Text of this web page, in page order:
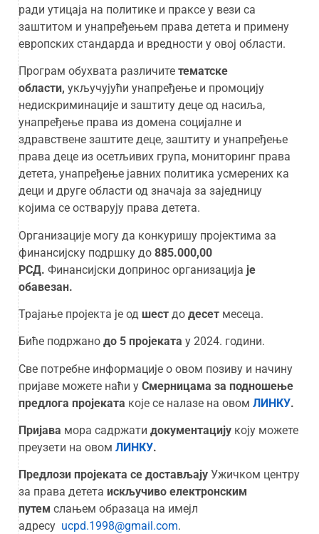
ради утицаја на политике и праксе у вези са
заштитом и унапређењем права детета и примену
европских стандарда и вредности у овој области.
Програм обухвата различите тематске
области, укључујући унапређење и промоцију
недискриминације и заштиту деце од насиља,
унапређење права из домена социјалне и
здравствене заштите деце, заштиту и унапређење
права деце из осетљивих група, мониторинг права
детета, унапређење јавних политика усмерених ка
деци и друге области од значаја за заједницу
којима се остварују права детета.
Организације могу да конкуришу пројектима за
финансијску подршку до 885.000,00
РСД. Финансијски допринос организација је
обавезан.
Трајање пројекта је од шест до десет месеца.
Биће подржано до 5 пројеката у 2024. години.
Све потребне информације о овом позиву и начину
пријаве можете наћи у Смерницама за подношење
предлога пројеката које се налазе на овом ЛИНКУ.
Пријава мора садржати документацију коју можете
преузети на овом ЛИНКУ.
Предлози пројеката се достављају Ужичком центру
за права детета искључиво електронским
путем слањем образаца на имејл
адресу ucpd.1998@gmail.com.